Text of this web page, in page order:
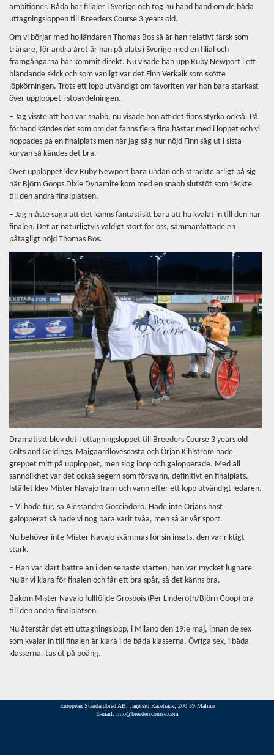
ambitioner. Båda har filialer i Sverige och tog nu hand hand om de båda
uttagningsloppen till Breeders Course 3 years old.
Om vi börjar med holländaren Thomas Bos så är han relativt färsk som
tränare, för andra året är han på plats i Sverige med en filial och
framgångarna har kommit direkt. Nu visade han upp Ruby Newport i ett
bländande skick och som vanligt var det Finn Verkaik som skötte
löpkörningen. Trots ett lopp utvändigt om favoriten var hon bara starkast
över upploppet i stoavdelningen.
– Jag visste att hon var snabb, nu visade hon att det finns styrka också. På
förhand kändes det som om det fanns flera fina hästar med i loppet och vi
hoppades på en finalplats men när jag såg hur nöjd Finn såg ut i sista
kurvan så kändes det bra.
Över upploppet klev Ruby Newport bara undan och sträckte ärligt på sig
när Björn Goops Dixie Dynamite kom med en snabb slutstöt som räckte
till den andra finalplatsen.
– Jag måste säga att det känns fantastiskt bara att ha kvalat in till den här
finalen. Det är naturligtvis väldigt stort för oss, sammanfattade en
påtagligt nöjd Thomas Bos.
Dramatiskt blev det i uttagningsloppet till Breeders Course 3 years old
Colts and Geldings. Maigaardlovescosta och Örjan Kihlström hade
greppet mitt på upploppet, men slog ihop och galopperade. Med all
sannolikhet var det också segern som försvann, definitivt en finalplats.
Istället klev Mister Navajo fram och vann efter ett lopp utvändigt ledaren.
– Vi hade tur, sa Alessandro Gocciadoro. Hade inte Örjans häst
galopperat så hade vi nog bara varit tvåa, men så är vår sport.
Nu behöver inte Mister Navajo skämmas för sin insats, den var riktigt
stark.
– Han var klart bättre än i den senaste starten, han var mycket lugnare.
Nu är vi klara för finalen och får ett bra spår, så det känns bra.
Bakom Mister Navajo fullföljde Grosbois (Per Linderoth/Björn Goop) bra
till den andra finalplatsen.
Nu återstår det ett uttagningslopp, i Milano den 19:e maj, innan de sex
som kvalar in till finalen är klara i de båda klasserna. Övriga sex, i båda
klasserna, tas ut på poäng.
European Standardbred AB, Jägersro Racetrack, 200 39 Malmö
E-mail: info@breederscourse.com